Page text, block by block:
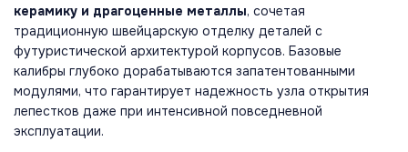
керамику и драгоценные металлы, сочетая
традиционную швейцарскую отделку деталей с
футуристической архитектурой корпусов. Базовые
калибры глубоко дорабатываются запатентованными
модулями, что гарантирует надежность узла открытия
лепестков даже при интенсивной повседневной
эксплуатации.